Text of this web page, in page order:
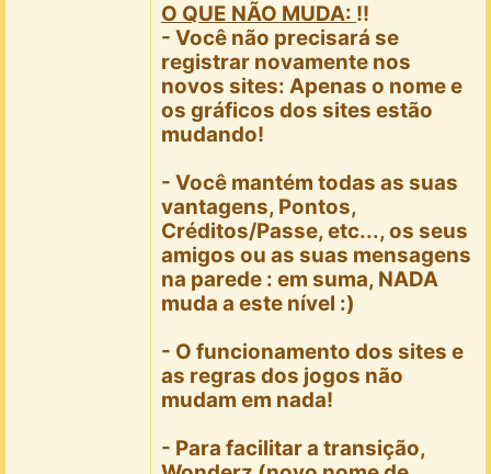
O QUE NÃO MUDA: !!
- Você não precisará se
registrar novamente nos
novos sites: Apenas o nome e
os gráficos dos sites estão
mudando!
- Você mantém todas as suas
vantagens, Pontos,
Créditos/Passe, etc..., os seus
amigos ou as suas mensagens
na parede : em suma, NADA
muda a este nível :)
- O funcionamento dos sites e
as regras dos jogos não
mudam em nada!
- Para facilitar a transição,